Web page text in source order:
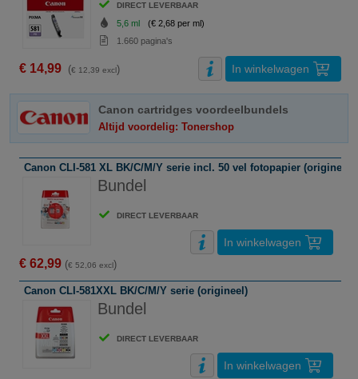
DIRECT LEVERBAAR
5,6 ml
(€ 2,68 per ml)
1.660 pagina's
€ 14,99 (€ 12,39 excl) In winkelwagen
Canon cartridges voordeelbundels
Altijd voordelig: Tonershop
Canon CLI-581 XL BK/C/M/Y serie incl. 50 vel fotopapier (origineel)
Bundel
DIRECT LEVERBAAR
€ 62,99 (€ 52,06 excl)
In winkelwagen
Canon CLI-581XXL BK/C/M/Y serie (origineel)
Bundel
DIRECT LEVERBAAR
In winkelwagen